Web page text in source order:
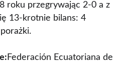
roku przegrywając 2-0 a z
13-krotnie bilans: 4
Federación Ecuatoriana de